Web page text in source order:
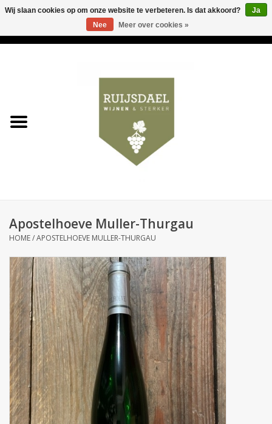
& sterker
Contact
Relatiegeschenken
Apostelhoeve Muller-Thurgau
HOME/APOSTELHOEVE MULLER-THURGAU
Wij slaan cookies op om onze website te verbeteren. Is dat akkoord?
Ja
Nee
Meer over cookies »